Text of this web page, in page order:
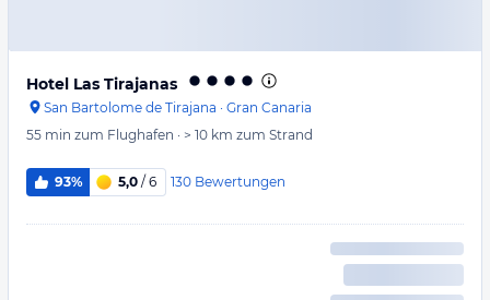
Hotel Las Tirajanas
San Bartolome de Tirajana · Gran Canaria
55 min zum Flughafen · > 10 km zum Strand
93% 5,0 / 6 130 Bewertungen